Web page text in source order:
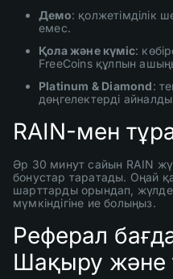
Демо: қолжетімділік
емес.
Қола және күміс:
FreeCoins құлпын
Platinum & Diamond:
дөңгелектерді
RAIN-мен
Әр 30 минут сайын RAIN
бонустар таратады. Оңай
шарттарды орындап, жүлде
мүмкіндігіне ие болыңыз.
Реферал
Шақыру және